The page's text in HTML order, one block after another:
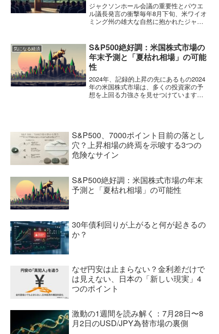
ジャクソンホール会議の重要性とパウエ
ル議長発言の衝撃毎年8月下旬、米ワイオ
ミング州の雄大な自然に抱かれたジャク
会します。この「ジャクソンホール会
議」は、単なる学術シンポ...
気になる経済
S&P500絶好調：米国株式市場の
年末予測と「夏枯れ相場」の可能
性
2024年、記録的上昇の先にあるもの2024
年の米国株式市場は、多くの投資家の予
想を上回る力強さを見せつけています。
S&P500、7000ポイント目前の落とし
穴？上昇相場の終焉を示唆する3つの
危険なサイン
S&P500絶好調：米国株式市場の年末
予測と「夏枯れ相場」の可能性
30年債利回りが上がると何が起きるの
か？
なぜ円安は止まらない？金利差だけで
は見えない、日本の「新しい現実」4
つのポイント
激動の1週間を読み解く：7月28日〜8
月2日のUSD/JPY為替市場の裏側